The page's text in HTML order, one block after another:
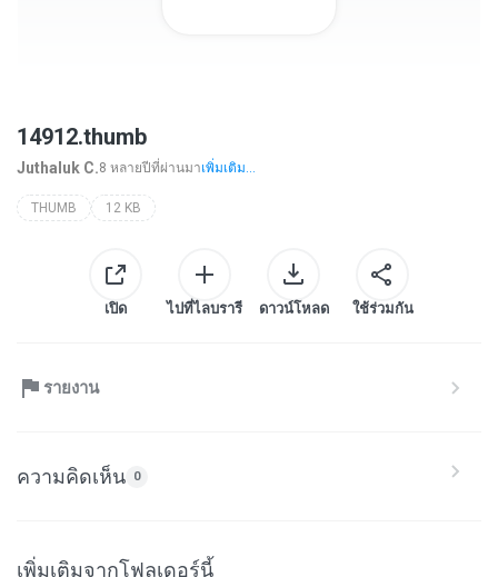
14912.thumb
Juthaluk C.8 หลายปีที่ผ่านมาเพิ่มเติม...
THUMB 12 KB
เปิด ไปที่ไลบรารี ดาวน์โหลด ใช้ร่วมกัน
รายงาน
ความคิดเห็น 0
เพิ่มเติมจากโฟลเดอร์นี้